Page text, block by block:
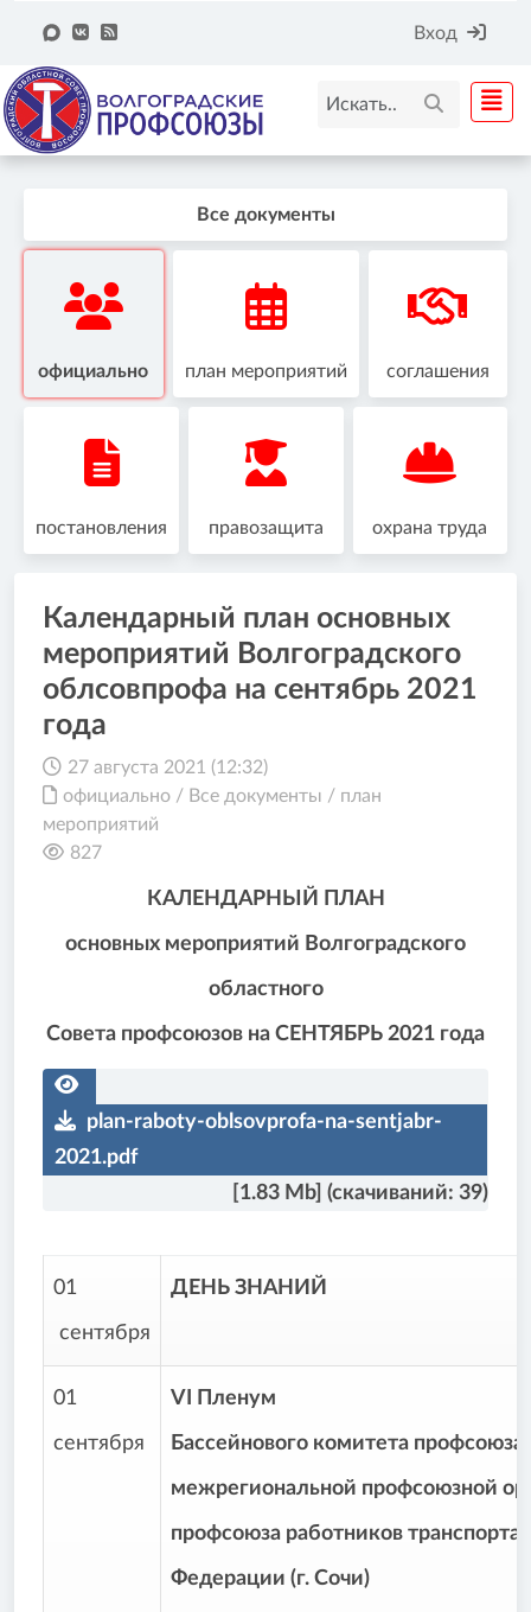
Вход
Все документы
официально план мероприятий соглашения
постановления правозащита охрана труда
Календарный план основных
мероприятий Волгоградского
облсовпрофа на сентябрь 2021
года
27 августа 2021 (12:32)
официально / Все документы / план
мероприятий
827
КАЛЕНДАРНЫЙ ПЛАН
основных мероприятий Волгоградского
областного
Совета профсоюзов на СЕНТЯБРЬ 2021 года
plan-raboty-oblsovprofa-na-sentjabr-
2021.pdf
[1.83 Mb] (cкачиваний: 39)
01
сентября
ДЕНЬ ЗНАНИЙ
01
сентября
VI Пленум
Бассейнового комитета
межрегиональной профсоюзной
профсоюза работников транспорта
Федерации (г. Сочи)